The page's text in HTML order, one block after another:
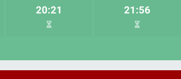
20:21 21:56